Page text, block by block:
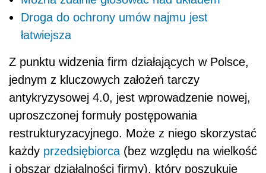
Droga do ochrony umów najmu jest
łatwiejsza
Z punktu widzenia firm działających w Polsce,
jednym z kluczowych założeń tarczy
antykryzysowej 4.0, jest wprowadzenie nowej,
uproszczonej formuły postępowania
restrukturyzacyjnego. Może z niego skorzystać
każdy przedsiębiorca (bez względu na wielkość
i obszar działalności firmy), który poszukuje